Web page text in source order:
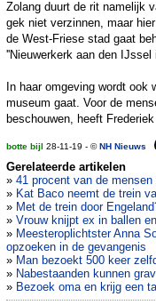
Zolang duurt de rit namelijk
gek niet verzinnen, maar
de West-Friese stad gaat
''Nieuwerkerk aan den
In haar omgeving wordt ook
museum gaat. Voor de
beschouwen, heeft
botte bijl 28-11-19 - ©NH Nieuws
Gerelateerde artikelen
» 41 procent van de
» Kat Baco neemt de trein
» Met de trein door
» Vrouw knijpt ex in ballen
» Meesteroplichtster Anna
opzoeken in de gevangenis
» Man bezoekt 500 keer
» Nabestaanden kunnen
» Bezoek oma en krijg een